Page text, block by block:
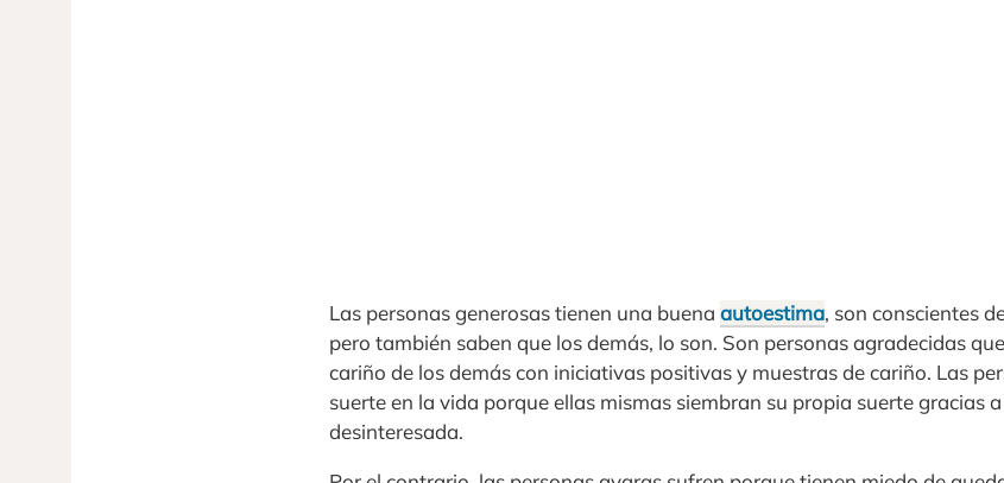
Las personas generosas tienen una buena autoestima, son conscientes
pero también saben que los demás, lo son. Son personas agradecidas
cariño de los demás con iniciativas positivas y muestras de cariño. Las
suerte en la vida porque ellas mismas siembran su propia suerte gracias
desinteresada.